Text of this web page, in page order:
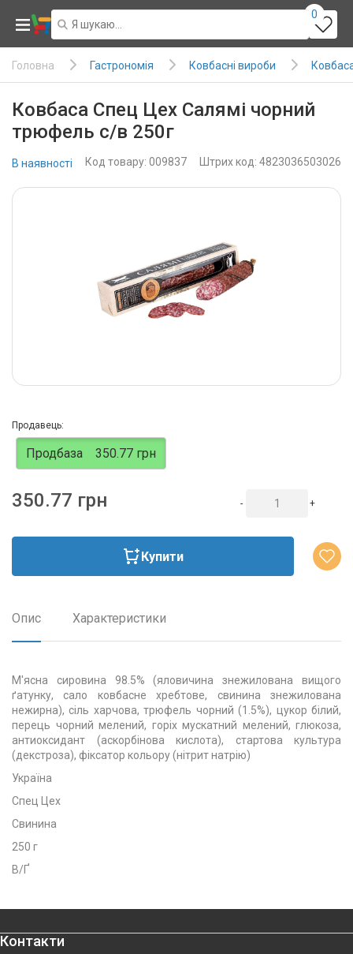
0
Головна Гастрономія Ковбасні вироби
Ковбаса Спец Цех Салямі чорний
трюфель с/в 250г
В наявності Код товару: 009837 Штрих код: 4823036503026
Продавець:
Продбаза 350.77 грн
350.77 грн - +
Купити
Опис Характеристики
М'ясна сировина 98.5% (яловичина знежилована вищого
ґатунку, сало ковбасне хребтове, свинина знежилована
нежирна), сіль харчова, трюфель чорний (1.5%), цукор білий,
перець чорний мелений, горіх мускатний мелений, глюкоза,
антиоксидант (аскорбінова кислота), стартова культура
(декстроза), фіксатор кольору (нітрит натрію)
Україна
Спец Цех
Свинина
250 г
В/Ґ
Контакти